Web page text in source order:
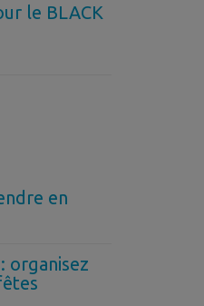
le BLACK
en
organisez